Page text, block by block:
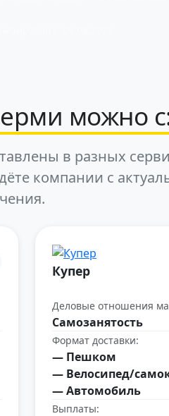
можно
в разных
компании с
Купер
Деловые отношения
Самозанятость
Формат доставки:
— Пешком
— Велосипед/
— Автомобиль
Выплаты: